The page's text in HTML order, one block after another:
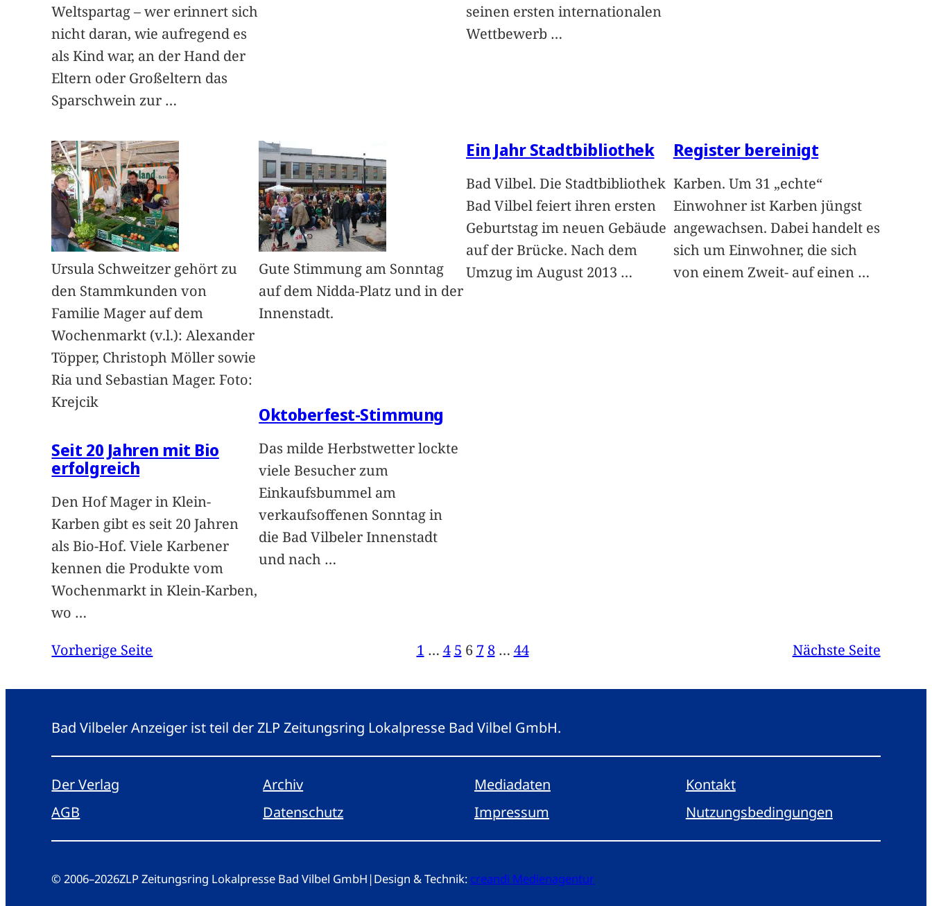
Weltspartag – wer erinnert sich
nicht daran, wie aufregend es
als Kind war, an der Hand der
Eltern oder Großeltern das
Sparschwein zur …
seinen ersten internationalen
Wettbewerb …
Ursula Schweitzer gehört zu
den Stammkunden von
Familie Mager auf dem
Wochenmarkt (v.l.): Alexander
Töpper, Christoph Möller sowie
Ria und Sebastian Mager. Foto:
Krejcik
Seit 20 Jahren mit Bio
erfolgreich
Den Hof Mager in Klein-
Karben gibt es seit 20 Jahren
als Bio-Hof. Viele Karbener
kennen die Produkte vom
Wochenmarkt in Klein-Karben,
wo …
Gute Stimmung am Sonntag
auf dem Nidda-Platz und in der
Innenstadt.
Oktoberfest-Stimmung
Das milde Herbstwetter lockte
viele Besucher zum
Einkaufsbummel am
verkaufsoffenen Sonntag in
die Bad Vilbeler Innenstadt
und nach …
Ein Jahr Stadtbibliothek
Bad Vilbel. Die Stadtbibliothek
Bad Vilbel feiert ihren ersten
Geburtstag im neuen Gebäude
auf der Brücke. Nach dem
Umzug im August 2013 …
Register bereinigt
Karben. Um 31 „echte“
Einwohner ist Karben jüngst
angewachsen. Dabei handelt es
sich um Einwohner, die sich
von einem Zweit- auf einen …
Vorherige Seite 1 … 4 5 6 7 8 … 44 Nächste Seite
Bad Vilbeler Anzeiger ist teil der ZLP Zeitungsring Lokalpresse Bad Vilbel GmbH.
Der Verlag Archiv Mediadaten
Kontakt
AGB
Datenschutz Impressum Nutzungsbedingungen
© 2006–2026ZLP Zeitungsring Lokalpresse Bad Vilbel GmbH |Design & Technik: creandi Medienagentur